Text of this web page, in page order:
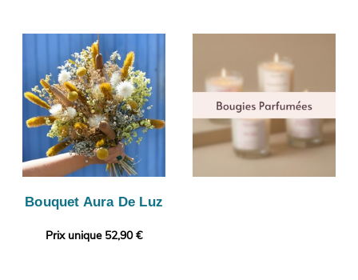
Bouquet Aura De Luz
Prix unique 52,90 €